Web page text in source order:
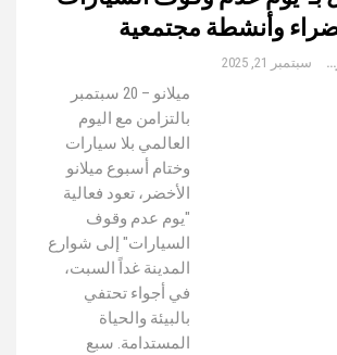
وأنشطة مجتمعية
جريدة الجمهورية والعالم سبتمبر 21, 2025
ميلانو – 20 سبتمبر
بالتزامن مع اليوم
العالمي بلا سيارات
وختام أسبوع ميلانو
الأخضر، تعود فعالية
"يوم عدم وقوف
السيارات" إلى شوارع
المدينة غداً السبت،
في أجواء تحتفي
بالبيئة والحياة
المستدامة. سبع